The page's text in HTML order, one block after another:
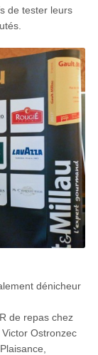
de tester leurs
dénicheur
de repas chez
Victor Ostronzec